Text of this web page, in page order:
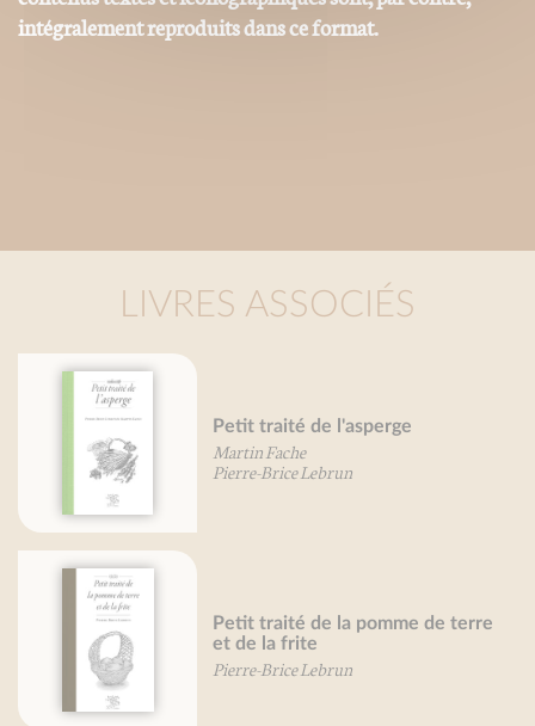
intégralement reproduits dans ce format.
LIVRES ASSOCIÉS
Petit traité de l'asperge
Martin Fache
Pierre-Brice Lebrun
Petit traité de la pomme de terre
et de la frite
Pierre-Brice Lebrun